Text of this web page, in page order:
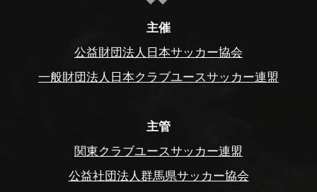
主催
公益財団法人日本サッカー協会
一般財団法人日本クラブユースサッカー連盟
主管
関東クラブユースサッカー連盟
公益社団法人群馬県サッカー協会